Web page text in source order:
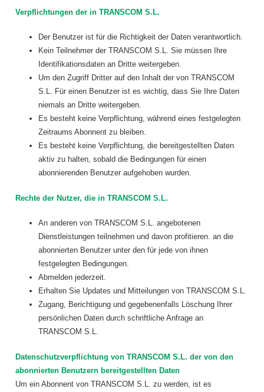
Verpflichtungen der in TRANSCOM S.L.
Der Benutzer ist für die Richtigkeit der Daten verantwortlich.
Kein Teilnehmer der TRANSCOM S.L. Sie müssen Ihre
Identifikationsdaten an Dritte weitergeben.
Um den Zugriff Dritter auf den Inhalt der von TRANSCOM
S.L. Für einen Benutzer ist es wichtig, dass Sie Ihre Daten
niemals an Dritte weitergeben.
Es besteht keine Verpflichtung, während eines festgelegten
Zeitraums Abonnent zu bleiben.
Es besteht keine Verpflichtung, die bereitgestellten Daten
aktiv zu halten, sobald die Bedingungen für einen
abonnierenden Benutzer aufgehoben wurden.
Rechte der Nutzer, die in TRANSCOM S.L.
An anderen von TRANSCOM S.L. angebotenen
Dienstleistungen teilnehmen und davon profitieren. an die
abonnierten Benutzer unter den für jede von ihnen
festgelegten Bedingungen.
Abmelden jederzeit.
Erhalten Sie Updates und Mitteilungen von TRANSCOM S.L.
Zugang, Berichtigung und gegebenenfalls Löschung Ihrer
persönlichen Daten durch schriftliche Anfrage an
TRANSCOM S.L.
Datenschutzverpflichtung von TRANSCOM S.L. der von den
abonnierten Benutzern bereitgestellten Daten
Um ein Abonnent von TRANSCOM S.L. zu werden, ist es